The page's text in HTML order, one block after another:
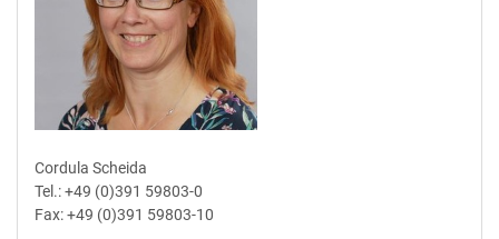
Cordula Scheida
Tel.: +49 (0)391 59803-0
Fax: +49 (0)391 59803-10